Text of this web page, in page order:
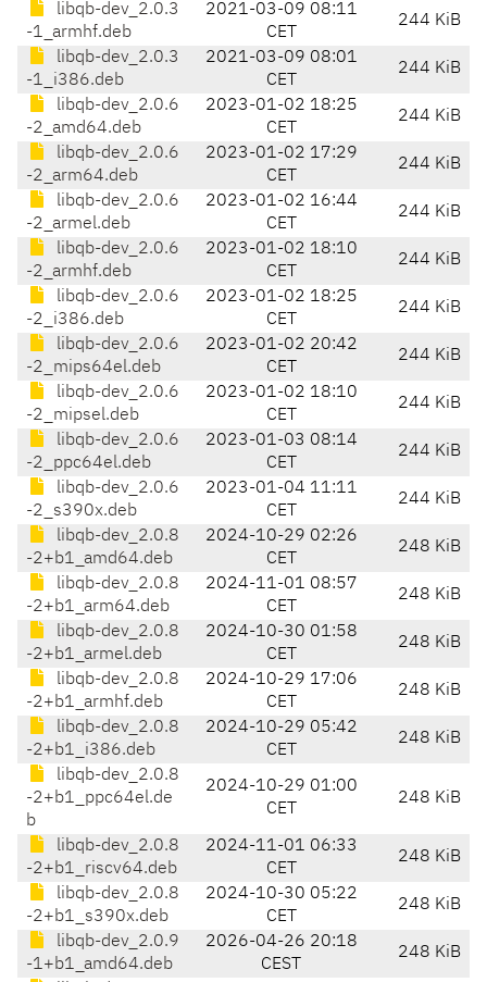
libqb-dev_2.0.3
-1_armhf.deb
2021-03-09 08:11
CET
244 KiB
libqb-dev_2.0.3
-1_i386.deb
2021-03-09 08:01
CET
244 KiB
libqb-dev_2.0.6
-2_amd64.deb
2023-01-02 18:25
CET
244 KiB
libqb-dev_2.0.6
-2_arm64.deb
2023-01-02 17:29
CET
244 KiB
libqb-dev_2.0.6
-2_armel.deb
2023-01-02 16:44
CET
244 KiB
libqb-dev_2.0.6
-2_armhf.deb
2023-01-02 18:10
CET
244 KiB
libqb-dev_2.0.6
-2_i386.deb
2023-01-02 18:25
CET
244 KiB
libqb-dev_2.0.6
-2_mips64el.deb
2023-01-02 20:42
CET
244 KiB
libqb-dev_2.0.6
-2_mipsel.deb
2023-01-02 18:10
CET
244 KiB
libqb-dev_2.0.6
-2_ppc64el.deb
2023-01-03 08:14
CET
244 KiB
libqb-dev_2.0.6
-2_s390x.deb
2023-01-04 11:11
CET
244 KiB
libqb-dev_2.0.8
-2+b1_amd64.deb
2024-10-29 02:26
CET
248 KiB
libqb-dev_2.0.8
-2+b1_arm64.deb
2024-11-01 08:57
CET
248 KiB
libqb-dev_2.0.8
-2+b1_armel.deb
2024-10-30 01:58
CET
248 KiB
libqb-dev_2.0.8
-2+b1_armhf.deb
2024-10-29 17:06
CET
248 KiB
libqb-dev_2.0.8
-2+b1_i386.deb
2024-10-29 05:42
CET
248 KiB
libqb-dev_2.0.8
-2+b1_ppc64el.de
b
2024-10-29 01:00
CET
248 KiB
libqb-dev_2.0.8
-2+b1_riscv64.deb
2024-11-01 06:33
CET
248 KiB
libqb-dev_2.0.8
-2+b1_s390x.deb
2024-10-30 05:22
CET
248 KiB
libqb-dev_2.0.9
-1+b1_amd64.deb
2026-04-26 20:18
CEST
248 KiB